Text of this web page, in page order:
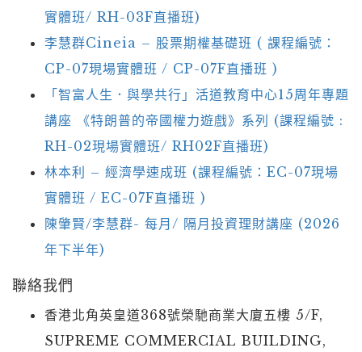
實體班/ RH-03F直播班)
李慧群Cineia – 股票期權基礎班 ( 課程編號：
CP-07現場實體班 / CP-07F直播班 )
「智富人生．與學共行」活道教育中心15周年專題
講座 《特朗普的帝國權力遊戲》系列 (課程編號 :
RH-02現場實體班/ RH02F直播班)
林本利 – 經濟學速成班 (課程編號：EC-07現場
實體班 / EC-07F直播班 )
陳肇賢/李慧群- 每月/ 隔月投資理財講座 (2026
年下半年)
聯絡我們
香港北角英皇道368號榮馳商業大廈五樓 5/F,
SUPREME COMMERCIAL BUILDING,